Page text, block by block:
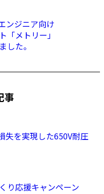
ンジニア向け
「メトリー」
した。
事
失を実現した650V耐圧
り応援キャンペーン